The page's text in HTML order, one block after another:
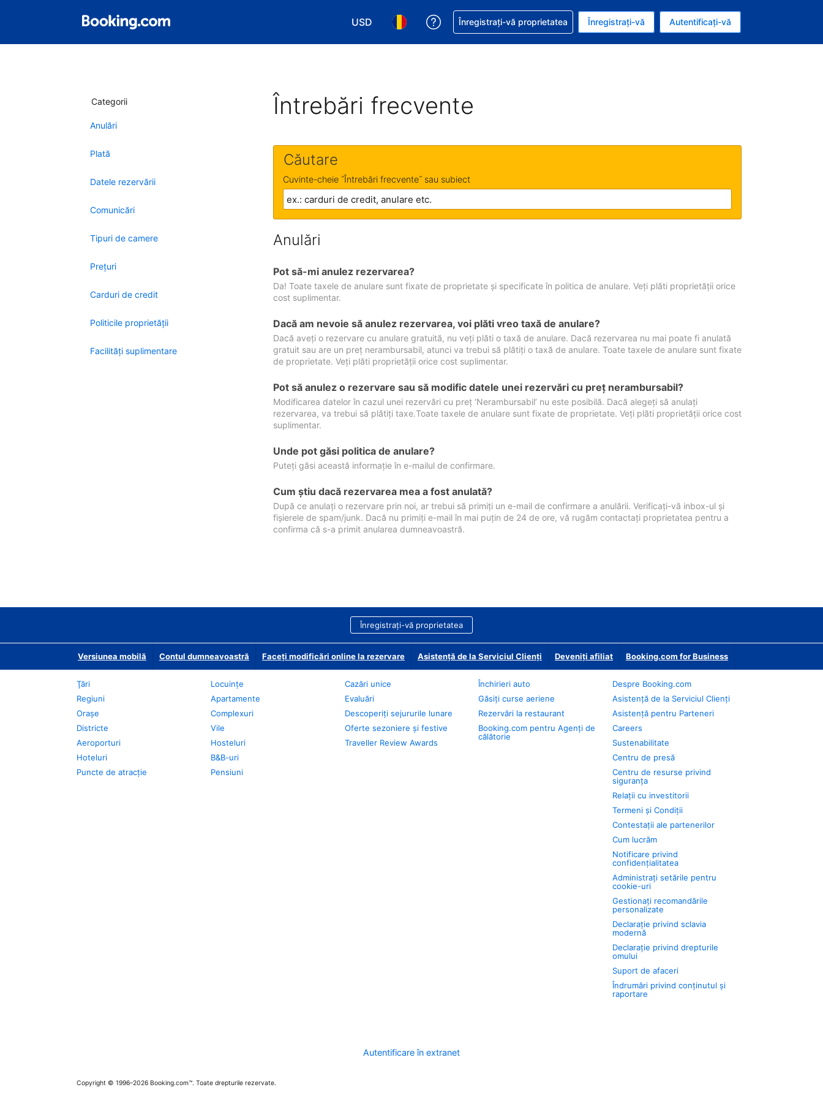
USD
Alegeţi moneda. Moneda actuală este Dolar american
Alegeți limba. Limba actuală este Română
Primiți asistență cu privire la rezervarea dvs.
Înregistrați-vă proprietatea Înregistrați-vă Autentificați-vă
Categorii
Anulări
Plată
Datele rezervării
Comunicări
Tipuri de camere
Preţuri
Carduri de credit
Politicile proprietății
Facilităţi suplimentare
Întrebări frecvente
Căutare
Cuvinte-cheie ˝Întrebări frecvente˝ sau subiect
Anulări
Pot să-mi anulez rezervarea?
Da! Toate taxele de anulare sunt fixate de proprietate și specificate în politica de anulare. Veți plăti proprietății orice
cost suplimentar.
Dacă am nevoie să anulez rezervarea, voi plăti vreo taxă de anulare?
Dacă aveți o rezervare cu anulare gratuită, nu veți plăti o taxă de anulare. Dacă rezervarea nu mai poate fi anulată
gratuit sau are un preț nerambursabil, atunci va trebui să plătiți o taxă de anulare. Toate taxele de anulare sunt fixate
de proprietate. Veți plăti proprietății orice cost suplimentar.
Pot să anulez o rezervare sau să modific datele unei rezervări cu preţ nerambursabil?
Modificarea datelor în cazul unei rezervări cu preț ‘Nerambursabil’ nu este posibilă. Dacă alegeți să anulați
rezervarea, va trebui să plătiți taxe.Toate taxele de anulare sunt fixate de proprietate. Veți plăti proprietății orice cost
suplimentar.
Unde pot găsi politica de anulare?
Puteți găsi această informație în e-mailul de confirmare.
Cum ştiu dacă rezervarea mea a fost anulată?
După ce anulați o rezervare prin noi, ar trebui să primiți un e-mail de confirmare a anulării. Verificați-vă inbox-ul și
fișierele de spam/junk. Dacă nu primiți e-mail în mai puțin de 24 de ore, vă rugăm contactați proprietatea pentru a
confirma că s-a primit anularea dumneavoastră.
Înregistrați-vă proprietatea
Versiunea mobilă Contul dumneavoastră Faceți modificări online la rezervare Asistență de la Serviciul Clienți Deveniţi afiliat Booking.com for Business
Ţări
Regiuni
Oraşe
Districte
Aeroporturi
Hoteluri
Puncte de atracţie
Locuințe
Apartamente
Complexuri
Vile
Hosteluri
B&B-uri
Pensiuni
Cazări unice
Evaluări
Descoperiți sejururile lunare
Oferte sezoniere și festive
Traveller Review Awards
Închirieri auto
Găsiți curse aeriene
Rezervări la restaurant
Booking.com pentru Agenți de
călătorie
Despre Booking.com
Asistență de la Serviciul Clienți
Asistență pentru Parteneri
Careers
Sustenabilitate
Centru de presă
Centru de resurse privind
siguranța
Relații cu investitorii
Termeni și Condiții
Contestații ale partenerilor
Cum lucrăm
Notificare privind
confidențialitatea
Administrați setările pentru
cookie-uri
Gestionați recomandările
personalizate
Declarație privind sclavia
modernă
Declarație privind drepturile
omului
Suport de afaceri
Îndrumări privind conținutul și
raportare
Autentificare în extranet
Copyright © 1996–2026 Booking.com™. Toate drepturile rezervate.